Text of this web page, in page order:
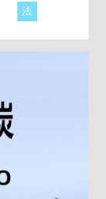
法